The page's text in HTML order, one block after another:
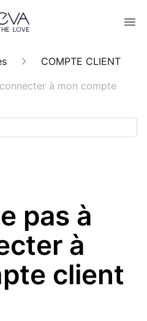
COMPTE CLIENT
à mon compte
pas à
à
client